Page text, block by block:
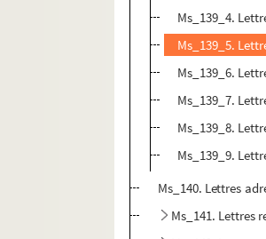
Ms_139_4.
Ms_139_5.
Ms_139_6.
Ms_139_7.
Ms_139_8.
Ms_139_9.
Ms_140. Lettres
Ms_141. Lettres